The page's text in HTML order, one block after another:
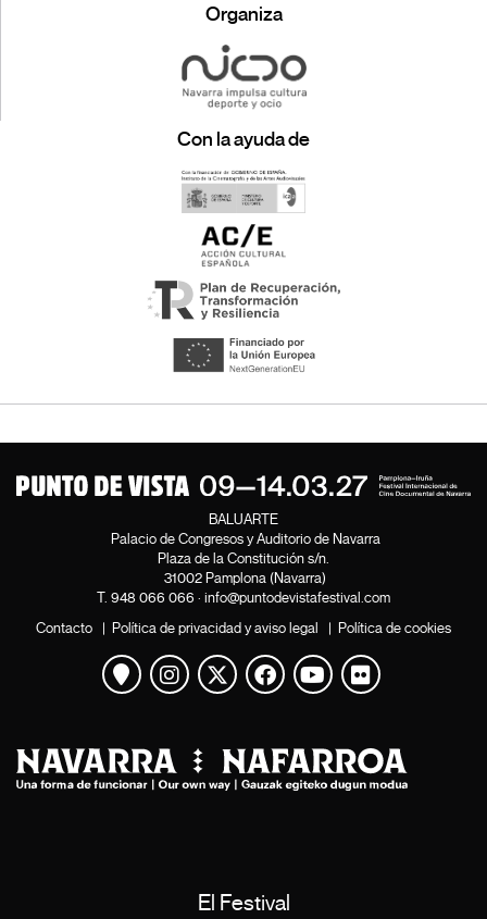
Organiza
Con la ayuda de
BALUARTE
Palacio de Congresos y Auditorio de Navarra
Plaza de la Constitución s/n.
31002 Pamplona (Navarra)
T. 948 066 066 · info@puntodevistafestival.com
Contacto | Política de privacidad y aviso legal | Política de cookies
Ver mapa
Instagram
Twitter
Facebook
Youtube
Flickr
El Festival